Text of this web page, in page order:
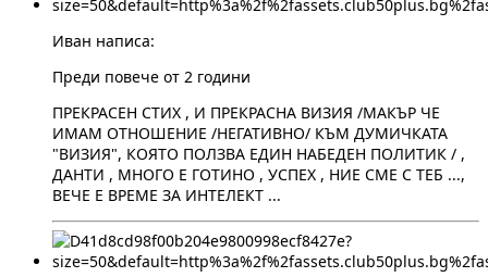
Иван написа:
Преди повече от 2 години
ПРЕКРАСЕН СТИХ , И ПРЕКРАСНА ВИЗИЯ /МАКЪР ЧЕ
ИМАМ ОТНОШЕНИЕ /НЕГАТИВНО/ КЪМ ДУМИЧКАТА
"ВИЗИЯ", КОЯТО ПОЛЗВА ЕДИН НАБЕДЕН ПОЛИТИК / ,
ДАНТИ , МНОГО Е ГОТИНО , УСПЕХ , НИЕ СМЕ С ТЕБ ...,
ВЕЧЕ Е ВРЕМЕ ЗА ИНТЕЛЕКТ ...